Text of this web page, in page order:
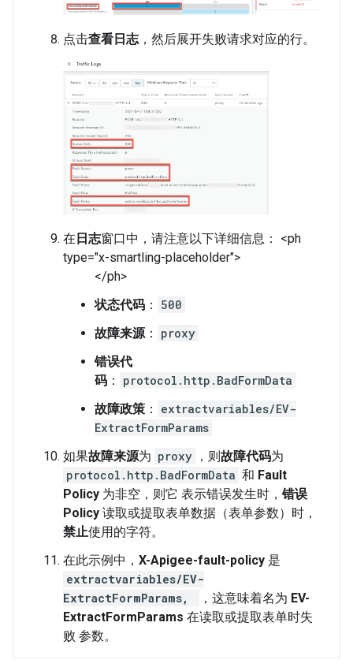
点击查看日志，然后展开失败请求对应的行。
在 日志窗口中，请注意以下详细信息： <ph
type="x-smartling-placeholder">
</ph>
状态代码 ：
500
故障来源：
proxy
错误代
码 ：
protocol.http.BadFormData
故障政策 ：
extractvariables/EV-
ExtractFormParams
如果故障来源为 proxy ，则故障代码为
protocol.http.BadFormData 和 Fault
Policy 为非空，则它 表示错误发生时， 错误
Policy 读取或提取表单数据（表单参数）时，
禁止使用的字符。
在此示例中， X-Apigee-fault-policy 是
extractvariables/EV-
ExtractFormParams,
，这意味着名为 EV-
ExtractFormParams 在读取或提取表单时失
败 参数。